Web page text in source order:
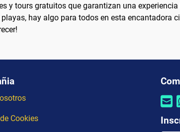
y tours gratuitos que garantizan una
hay algo para todos en esta encantadora
Cookies